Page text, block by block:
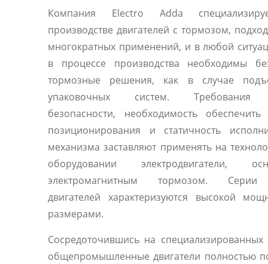
Компания Electro Adda
производстве двигателей с тормозом,
многократных применений, и в любой
в процессе производства необходимы
тормозные решения, как в случае
упаковочных систем. Требования
безопасности, необходимость обеспечить
позиционирования и статичность
механизма заставляют применять на
оборудовании электродвигатели,
электромагнитным тормозом.
двигателей характеризуются высокой
размерами.
Сосредоточившись на специализированных
общепромышленные двигатели полностью